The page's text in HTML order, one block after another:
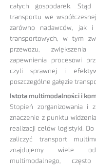
całych gospodarek.
transportu we
zarówno nadawców, jak i
transportowych, w tym
przewozu, zwiększenia
zapewnienia procesowi
czyli sprawnej i
poszczególne gałęzie
Istota multimodalności i
Stopień zorganizowania i
znaczenie z punktu
realizacji celów logistyki.
zaliczyć transport
znajdujemy wiele
multimodalnego,